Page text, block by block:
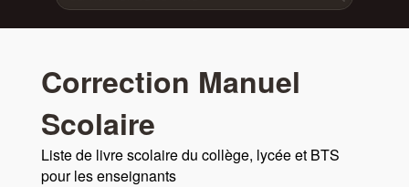
Correction Manuel
Scolaire
Liste de livre scolaire du collège, lycée et BTS
pour les enseignants